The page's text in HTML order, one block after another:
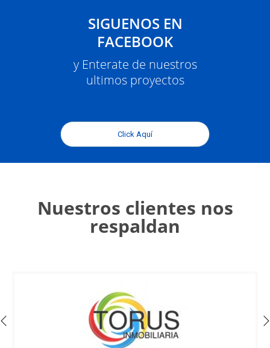
SIGUENOS EN
FACEBOOK
y Enterate de nuestros
ultimos proyectos
Click Aquí
Nuestros clientes nos
respaldan